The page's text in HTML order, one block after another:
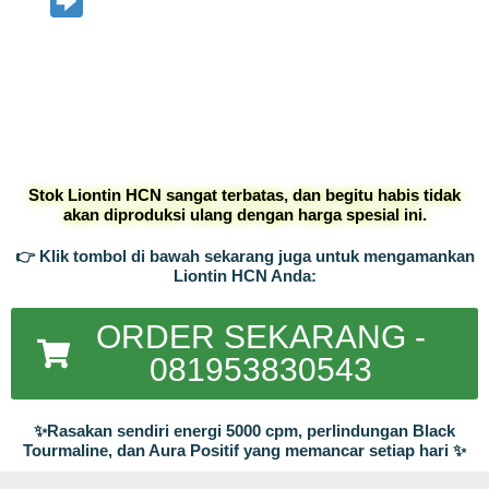
Stok Liontin HCN sangat terbatas, dan begitu habis tidak
akan diproduksi ulang dengan harga spesial ini.
👉 Klik tombol di bawah sekarang juga untuk mengamankan
Liontin HCN Anda:
ORDER SEKARANG -
081953830543
✨Rasakan sendiri energi 5000 cpm, perlindungan Black
Tourmaline, dan Aura Positif yang memancar setiap hari ✨